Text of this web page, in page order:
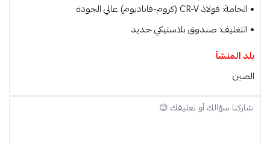
• الخامة: فولاذ CR-V (كروم-فاناديوم) عالي الجودة
• التغليف: صندوق بلاستيكي جديد
بلد المنشأ
الصين